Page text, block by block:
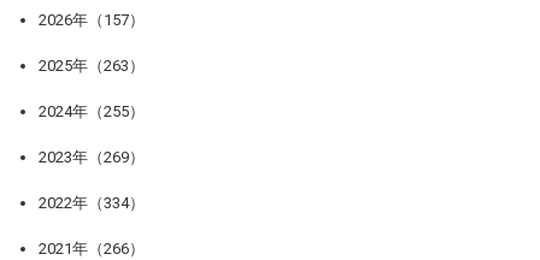
2026年（157）
2025年（263）
2024年（255）
2023年（269）
2022年（334）
2021年（266）